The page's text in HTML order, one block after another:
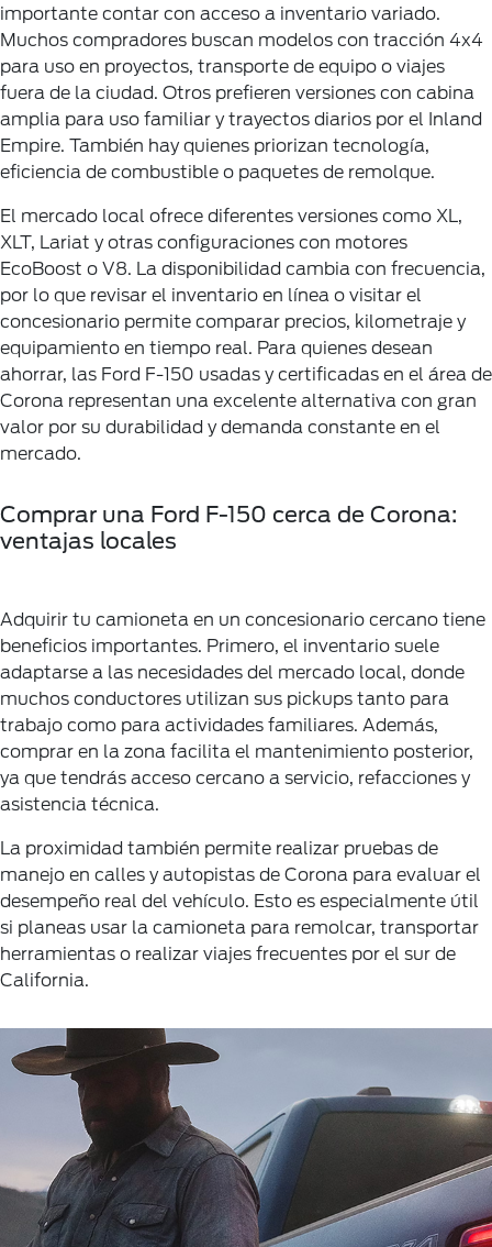
importante contar con acceso a inventario variado.
Muchos compradores buscan modelos con tracción 4x4
para uso en proyectos, transporte de equipo o viajes
fuera de la ciudad. Otros prefieren versiones con cabina
amplia para uso familiar y trayectos diarios por el Inland
Empire. También hay quienes priorizan tecnología,
eficiencia de combustible o paquetes de remolque.
El mercado local ofrece diferentes versiones como XL,
XLT, Lariat y otras configuraciones con motores
EcoBoost o V8. La disponibilidad cambia con frecuencia,
por lo que revisar el inventario en línea o visitar el
concesionario permite comparar precios, kilometraje y
equipamiento en tiempo real. Para quienes desean
ahorrar, las Ford F-150 usadas y certificadas en el área de
Corona representan una excelente alternativa con gran
valor por su durabilidad y demanda constante en el
mercado.
Comprar una Ford F-150 cerca de Corona:
ventajas locales
Adquirir tu camioneta en un concesionario cercano tiene
beneficios importantes. Primero, el inventario suele
adaptarse a las necesidades del mercado local, donde
muchos conductores utilizan sus pickups tanto para
trabajo como para actividades familiares. Además,
comprar en la zona facilita el mantenimiento posterior,
ya que tendrás acceso cercano a servicio, refacciones y
asistencia técnica.
La proximidad también permite realizar pruebas de
manejo en calles y autopistas de Corona para evaluar el
desempeño real del vehículo. Esto es especialmente útil
si planeas usar la camioneta para remolcar, transportar
herramientas o realizar viajes frecuentes por el sur de
California.